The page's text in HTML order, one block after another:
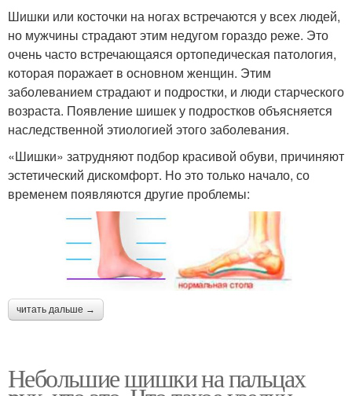
Шишки или косточки на ногах встречаются у всех людей,
но мужчины страдают этим недугом гораздо реже. Это
очень часто встречающаяся ортопедическая патология,
которая поражает в основном женщин. Этим
заболеванием страдают и подростки, и люди старческого
возраста. Появление шишек у подростков объясняется
наследственной этиологией этого заболевания.
«Шишки» затрудняют подбор красивой обуви, причиняют
эстетический дискомфорт. Но это только начало, со
временем появляются другие проблемы:
читать дальше →
Небольшие шишки на пальцах